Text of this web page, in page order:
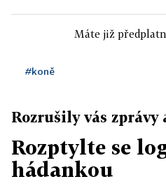
Máte již
#koně
Rozrušily vás zprávy
Rozptylte se
hádankou